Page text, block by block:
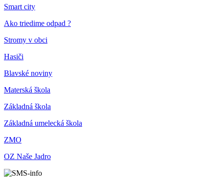
Smart city
Ako triedime odpad ?
Stromy v obci
Hasiči
Blavské noviny
Materská škola
Základná škola
Základná umelecká škola
ZMO
OZ Naše Jadro